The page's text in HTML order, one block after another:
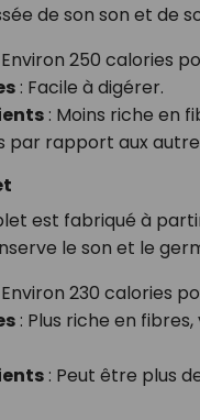
de son son et de
250 calories
: Facile à digérer.
: Moins riche en
par rapport aux
est fabriqué à
le son et le
230 calories
: Plus riche en
: Peut être plus